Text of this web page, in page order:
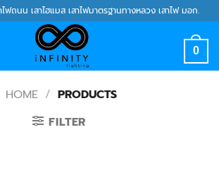
ฟถนน เสาไฮแมส เสาไฟมาตรฐานทางหลวง เสาไฟ มอก.
0
HOME / PRODUCTS
FILTER